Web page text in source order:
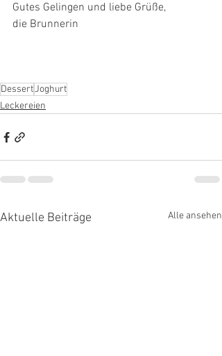
Gutes Gelingen und liebe Grüße,
die Brunnerin
DessertJoghurt
Leckereien
Aktuelle Beiträge Alle ansehen